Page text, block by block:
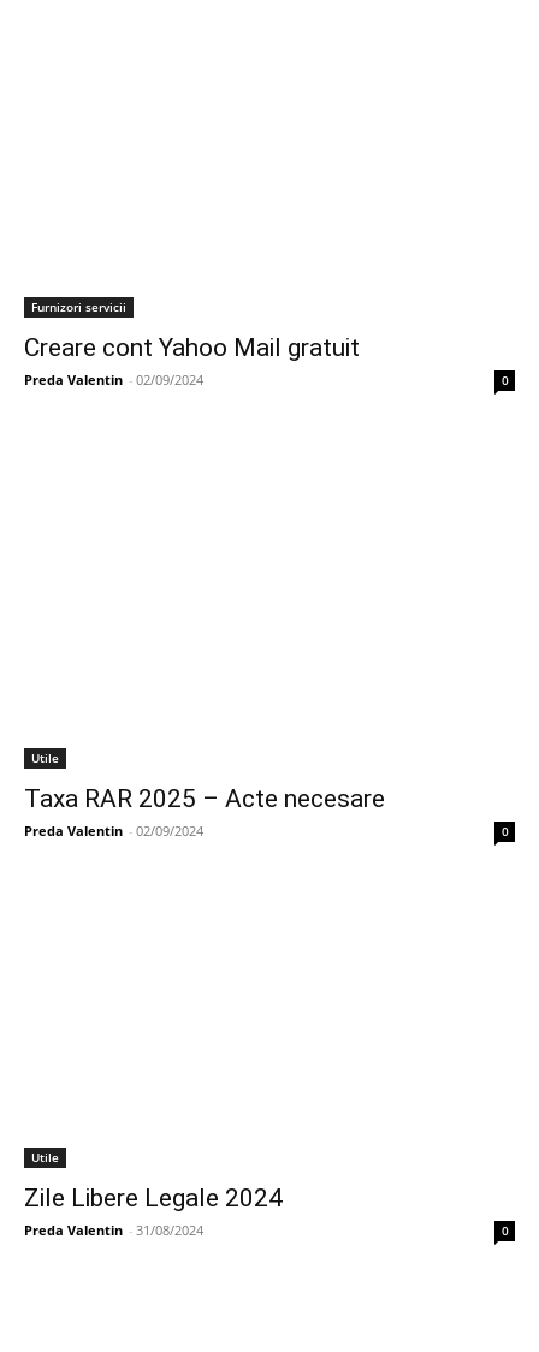
Furnizori servicii
Creare cont Yahoo Mail gratuit
Preda Valentin - 02/09/2024 0
Utile
Taxa RAR 2025 – Acte necesare
Preda Valentin - 02/09/2024 0
Utile
Zile Libere Legale 2024
Preda Valentin - 31/08/2024 0